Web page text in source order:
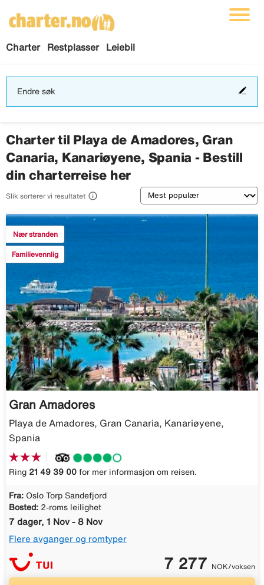
Charter Restplasser Leiebil
Endre søk
Charter til Playa de Amadores, Gran
Canaria, Kanariøyene, Spania - Bestill
din charterreise her
Slik sorterer vi resultatet  Sortering
Nær stranden
Familievennlig
Gran Amadores
Playa de Amadores, Gran Canaria, Kanariøyene,
Spania
Ring 21 49 39 00 for mer informasjon om reisen.
Fra: Oslo Torp Sandefjord
Bosted: 2-roms leilighet
7 dager, 1 Nov - 8 Nov
Flere avganger og romtyper
7 277 NOK/voksen